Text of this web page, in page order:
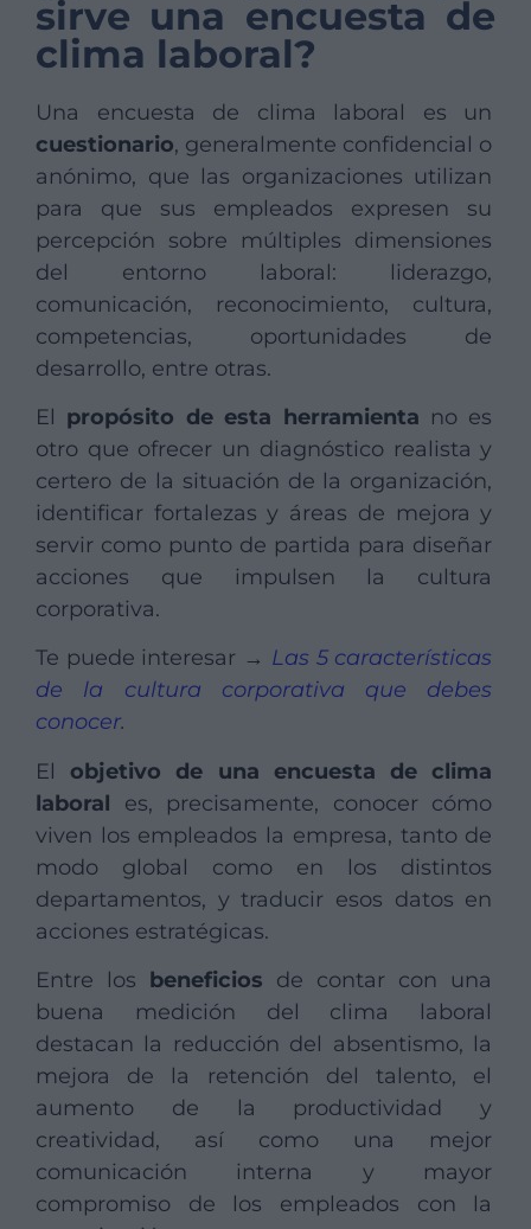
sirve una encuesta de
clima laboral?
Una encuesta de clima laboral es un
cuestionario, generalmente confidencial o
anónimo, que las organizaciones utilizan
para que sus empleados expresen su
percepción sobre múltiples dimensiones
del entorno laboral: liderazgo,
comunicación, reconocimiento, cultura,
competencias, oportunidades de
desarrollo, entre otras.
El propósito de esta herramienta no es
otro que ofrecer un diagnóstico realista y
certero de la situación de la organización,
identificar fortalezas y áreas de mejora y
servir como punto de partida para diseñar
acciones que impulsen la cultura
corporativa.
Te puede interesar → Las 5 características
de la cultura corporativa que debes
conocer.
El objetivo de una encuesta de clima
laboral es, precisamente, conocer cómo
viven los empleados la empresa, tanto de
modo global como en los distintos
departamentos, y traducir esos datos en
acciones estratégicas.
Entre los beneficios de contar con una
buena medición del clima laboral
destacan la reducción del absentismo, la
mejora de la retención del talento, el
aumento de la productividad y
creatividad, así como una mejor
comunicación interna y mayor
compromiso de los empleados con la